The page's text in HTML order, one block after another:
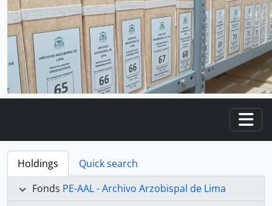
Holdings
Quick search
Fonds PE-AAL - Archivo Arzobispal de Lima